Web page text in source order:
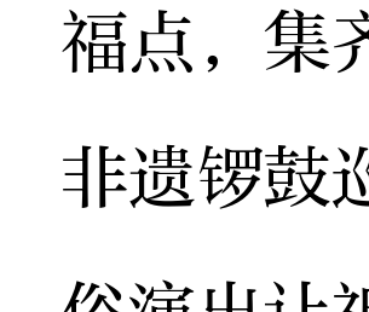
福点，集
非遗锣鼓